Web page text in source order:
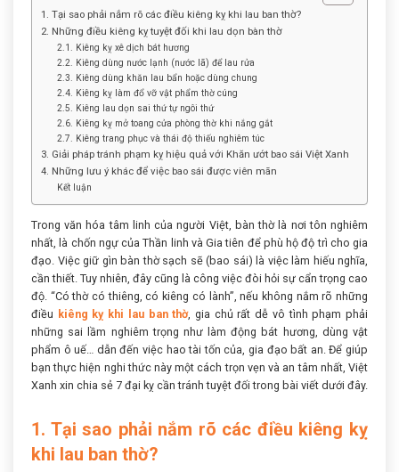
1. Tại sao phải nắm rõ các điều kiêng kỵ khi lau ban thờ?
2. Những điều kiêng kỵ tuyệt đối khi lau dọn bàn thờ
2.1. Kiêng kỵ xê dịch bát hương
2.2. Kiêng dùng nước lạnh (nước lã) để lau rửa
2.3. Kiêng dùng khăn lau bẩn hoặc dùng chung
2.4. Kiêng kỵ làm đổ vỡ vật phẩm thờ cúng
2.5. Kiêng lau dọn sai thứ tự ngôi thứ
2.6. Kiêng kỵ mở toang cửa phòng thờ khi nắng gắt
2.7. Kiêng trang phục và thái độ thiếu nghiêm túc
3. Giải pháp tránh phạm kỵ hiệu quả với Khăn ướt bao sái Việt Xanh
4. Những lưu ý khác để việc bao sái được viên mãn
Kết luận
Trong văn hóa tâm linh của người Việt, bàn thờ là nơi tôn nghiêm
nhất, là chốn ngự của Thần linh và Gia tiên để phù hộ độ trì cho gia
đạo. Việc giữ gìn bàn thờ sạch sẽ (bao sái) là việc làm hiếu nghĩa,
cần thiết. Tuy nhiên, đây cũng là công việc đòi hỏi sự cẩn trọng cao
độ. “Có thờ có thiêng, có kiêng có lành”, nếu không nắm rõ những
điều kiêng kỵ khi lau ban thờ, gia chủ rất dễ vô tình phạm phải
những sai lầm nghiêm trọng như làm động bát hương, dùng vật
phẩm ô uế… dẫn đến việc hao tài tốn của, gia đạo bất an. Để giúp
bạn thực hiện nghi thức này một cách trọn vẹn và an tâm nhất, Việt
Xanh xin chia sẻ 7 đại kỵ cần tránh tuyệt đối trong bài viết dưới đây.
1. Tại sao phải nắm rõ các điều kiêng kỵ
khi lau ban thờ?